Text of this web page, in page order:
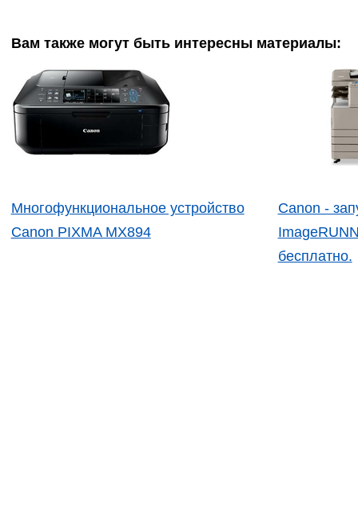
Вам также могут быть интересны материалы:
Многофункциональное устройство
Canon PIXMA MX894
Canon -
бесплатно.